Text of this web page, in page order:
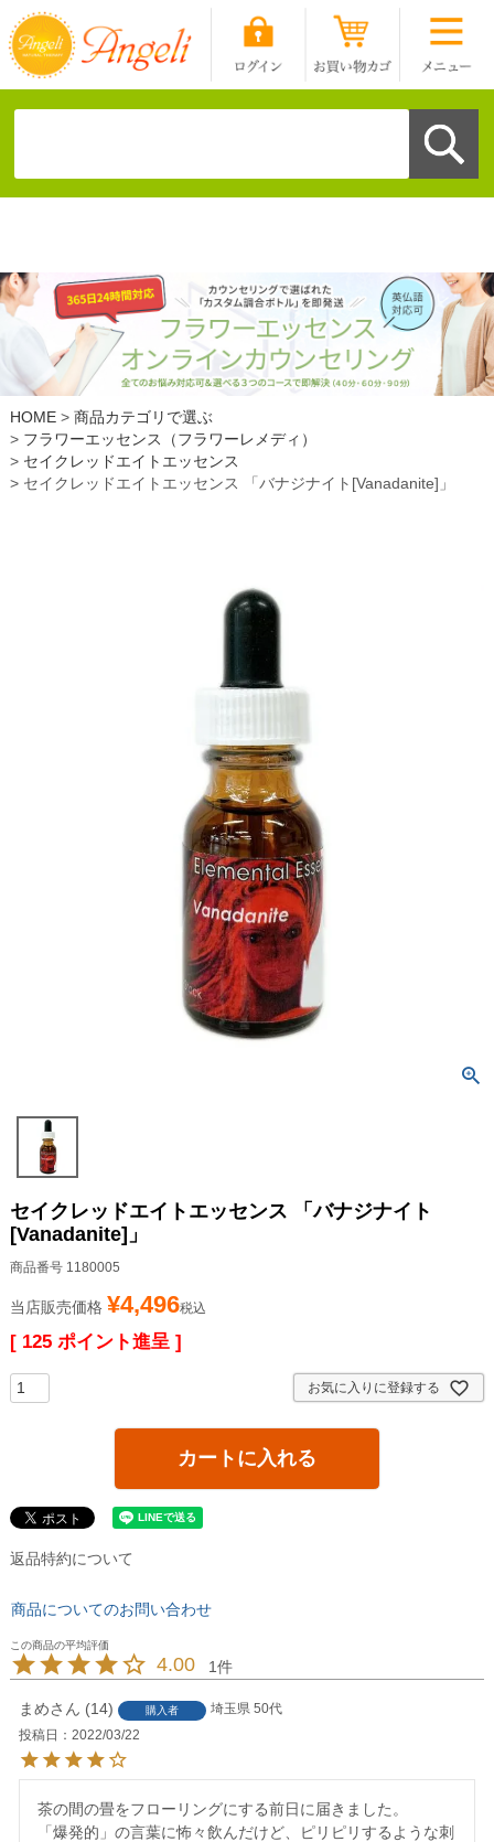
HOME
商品カテゴリで選ぶ
フラワーエッセンス（フラワーレメディ）
セイクレッドエイトエッセンス
セイクレッドエイトエッセンス 「バナジナイト[Vanadanite]」
セイクレッドエイトエッセンス 「バナジナイト
[Vanadanite]」
商品番号 1180005
当店販売価格 ¥4,496税込
[ 125 ポイント進呈 ]
お気に入りに登録する
カートに入れる
返品特約について
商品についてのお問い合わせ
4.00 1
まめ 14 購入者 埼玉県 50代
投稿日
2022/03/22
茶の間の畳をフローリングにする前日に届きました。
「爆発的」の言葉に怖々飲んだけど、ピリピリするような刺